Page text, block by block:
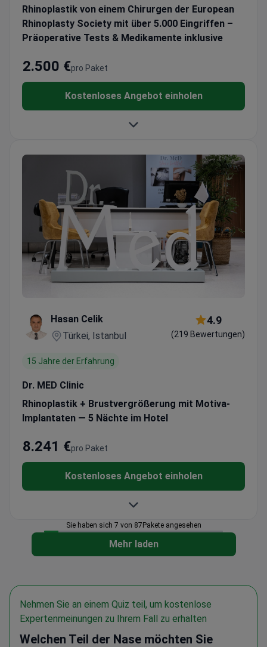
Rhinoplastik von einem Chirurgen der European
Rhinoplasty Society mit über 5.000 Eingriffen –
Präoperative Tests & Medikamente inklusive
pro Paket
2.500 €
Kostenloses Angebot einholen
Hasan Celik
Türkei, Istanbul
4.9
(219 Bewertungen)
15 Jahre der Erfahrung
Dr. MED Clinic
Rhinoplastik + Brustvergrößerung mit Motiva-
Implantaten — 5 Nächte im Hotel
pro Paket
8.241 €
Kostenloses Angebot einholen
Sie haben sich 7 von 87Pakete angesehen
Mehr laden
Nehmen Sie an einem Quiz teil, um kostenlose
Expertenmeinungen zu Ihrem Fall zu erhalten
Welchen Teil der Nase möchten Sie